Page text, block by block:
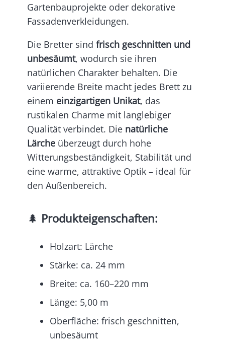
Gartenbauprojekte oder dekorative
Fassadenverkleidungen.
Die Bretter sind frisch geschnitten und
unbesäumt, wodurch sie ihren
natürlichen Charakter behalten. Die
variierende Breite macht jedes Brett zu
einem einzigartigen Unikat, das
rustikalen Charme mit langlebiger
Qualität verbindet. Die natürliche
Lärche überzeugt durch hohe
Witterungsbeständigkeit, Stabilität und
eine warme, attraktive Optik – ideal für
den Außenbereich.
🌲 Produkteigenschaften:
Holzart: Lärche
Stärke: ca. 24 mm
Breite: ca. 160–220 mm
Länge: 5,00 m
Oberfläche: frisch geschnitten,
unbesäumt